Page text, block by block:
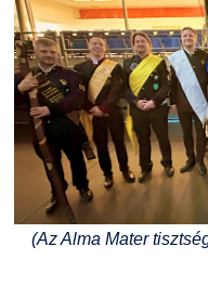
(Az Alma Mater